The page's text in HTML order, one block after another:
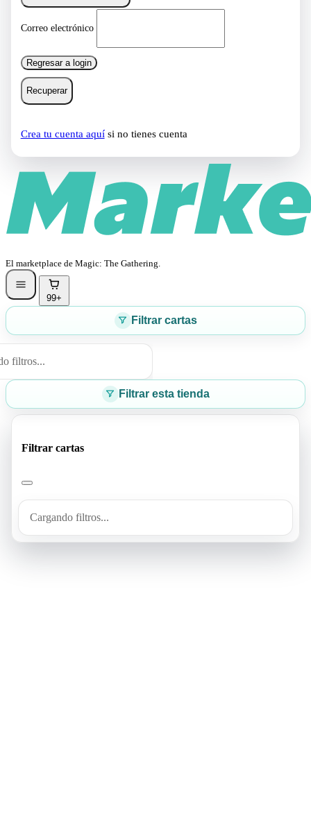
Correo electrónico
Regresar a login
Recuperar
Crea tu cuenta aquísi no tienes cuenta
El marketplace de Magic: The Gathering.
99+
Filtrar cartas
filtros...
Filtrar esta tienda
Filtrar cartas
Cargando filtros...